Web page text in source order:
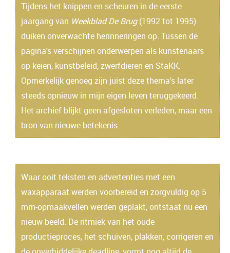
Tijdens het knippen en scheuren in de eerste
jaargang van Weekblad De Brug(1992 tot 1995)
duiken onverwachte herinneringen op. Tussen de
pagina's verschijnen onderwerpen als kunstenaars
op keien, kunstbeleid, zwerfdieren en StaKK.
Opmerkelijk genoeg zijn juist deze thema's later
steeds opnieuw in mijn eigen leven teruggekeerd.
Het archief blijkt geen afgesloten verleden, maar een
bron van nieuwe betekenis.
Waar ooit teksten en advertenties met een
waxapparaat werden voorbereid en zorgvuldig op 5
mm-opmaakvellen werden geplakt, ontstaat nu een
nieuw beeld. De ritmiek van het oude
productieproces, het schuiven, plakken, corrigeren en